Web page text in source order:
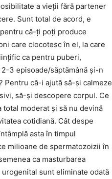
a vieții fără partener
Sunt total de acord, e
că-ți poți produce
care clocotesc în el, la care
ca pentru puberi,
3 episoade/săptămână și-n
Pentru că-i ajută să-și calmeze
să-și descopere corpul. Ce
total moderat și să nu devină
cotidiană. Cât despe
asta în timpul
milioane de spermatozoizii în
ca masturbarea
sunt eliminate odată